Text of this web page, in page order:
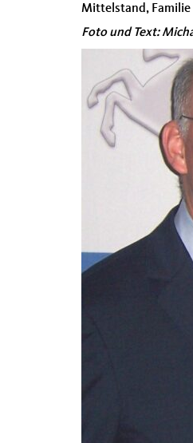
Mittelstand, Familie
Foto und Text: